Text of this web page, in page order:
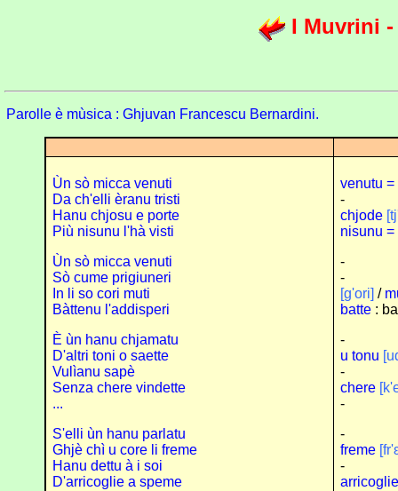
I Muvrini
Parolle è mùsica : Ghjuvan Francescu Bernardini.
Ùn sò micca venuti
Da ch'elli èranu tristi
Hanu chjosu e porte
Più nisunu l'hà visti
Ùn sò micca venuti
Sò cume prigiuneri
In li so cori muti
Bàttenu l'addisperi
È ùn hanu chjamatu
D'altri toni o saette
Vulìanu sapè
Senza chere vindette
...
S'elli ùn hanu parlatu
Ghjè chì u core li freme
Hanu dettu à i soi
D'arricoglie a speme
venutu =
-
chjode
nisunu =
-
-
[g'ori] /
batte :
-
u tonu
-
chere
-
-
freme
-
arricoglie